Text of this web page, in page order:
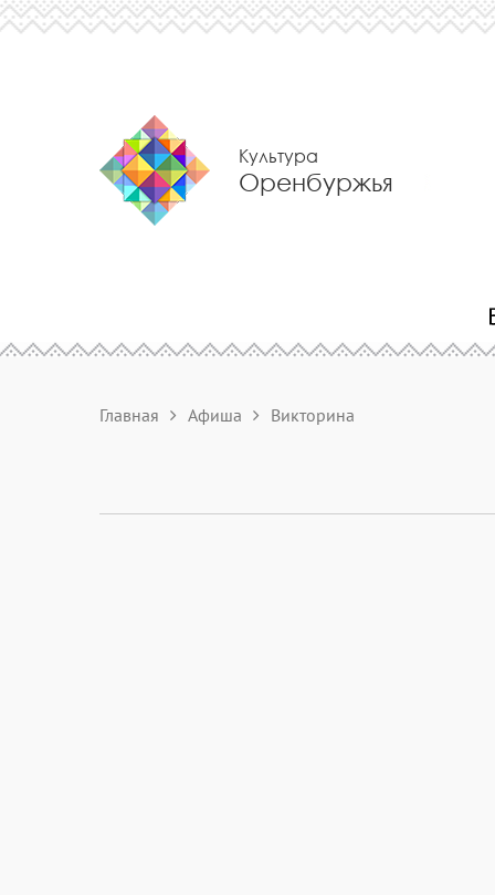
Культура
Оренбуржья
Главная Афиша Викторина